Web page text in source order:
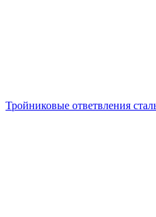
Тройниковые ответвления